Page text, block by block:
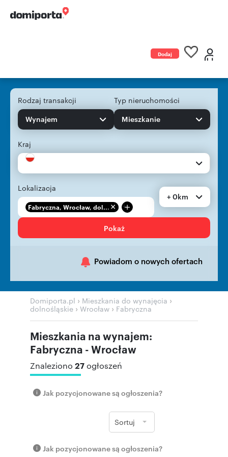
Dodaj
Rodzaj transakcji
Wynajem
Typ nieruchomości
Mieszkanie
Kraj
Lokalizacja
Fabryczna, Wrocław, dol... +
+ 0km
Pokaż
Powiadom o nowych ofertach
Domiporta.pl › Mieszkania do wynajęcia ›
dolnośląskie › Wrocław › Fabryczna
Mieszkania na wynajem:
Fabryczna - Wrocław
Znaleziono 27ogłoszeń
Jak pozycjonowane są ogłoszenia?
Sortuj
Jak pozycjonowane są ogłoszenia?